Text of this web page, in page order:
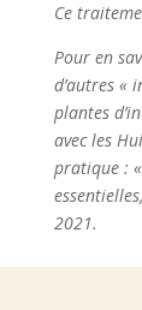
Ce
Pour en
d’autres «
plantes
avec les
pratique :
2021.